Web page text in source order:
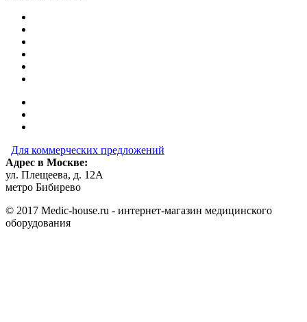
Для коммерческих предложений
Адрес в Москве:
ул. Плещеева, д. 12А
метро Бибирево
© 2017 Medic-house.ru - интернет-магазин медицинского
оборудования